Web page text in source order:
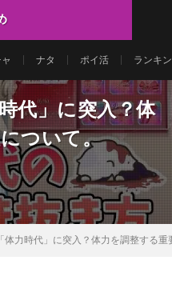
ナタ ポイ活 ランキ
代」に突入？体
ついて。
体力時代」に突入？体力を調整する重